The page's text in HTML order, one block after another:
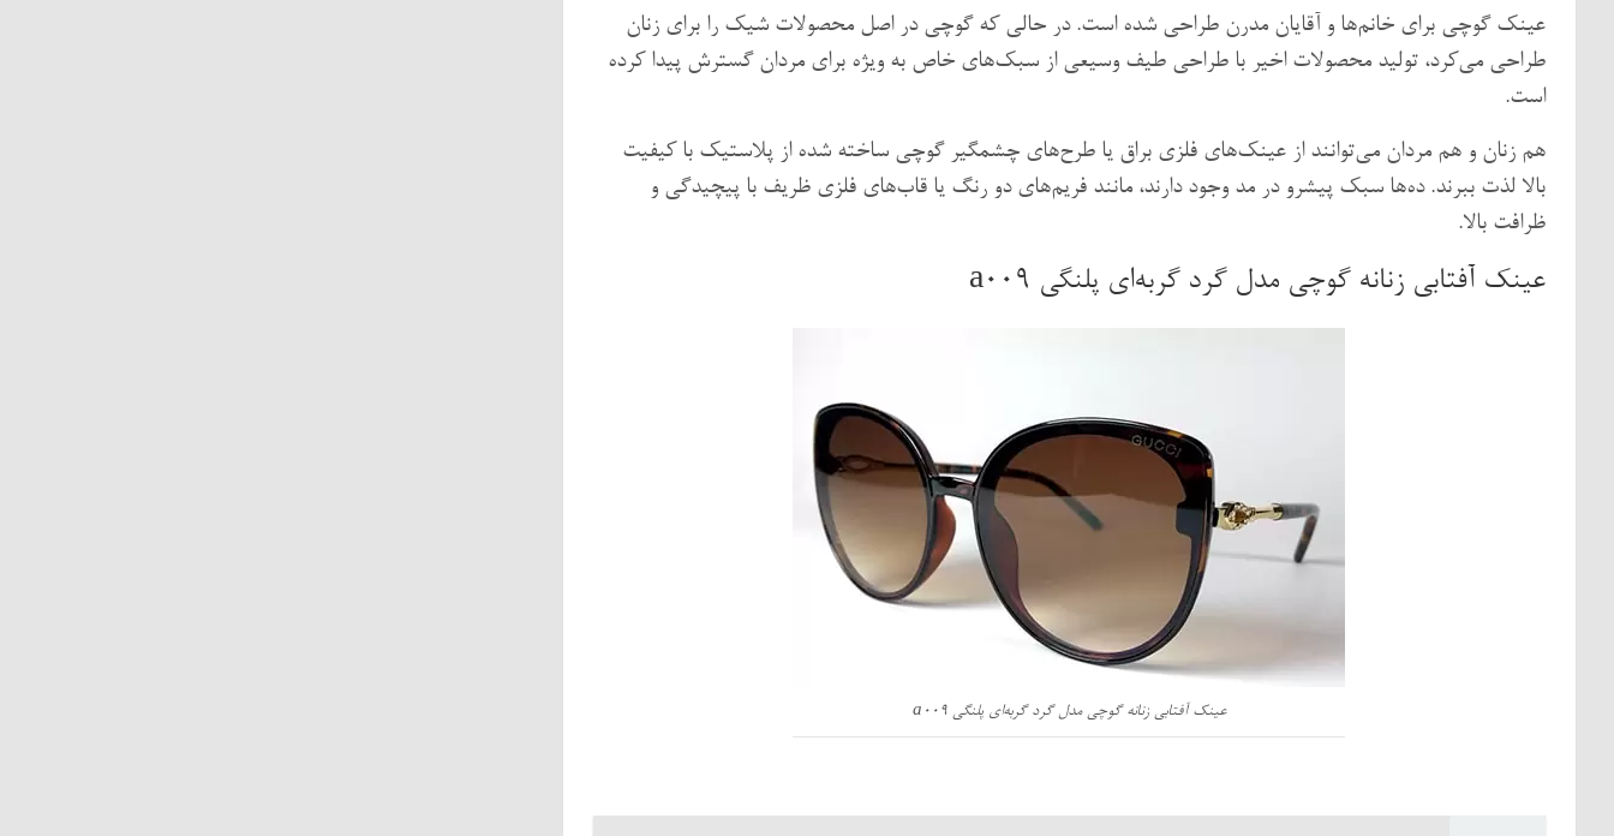
عینک گوچی برای خانم‌ها و آقایان مدرن طراحی شده است. در حالی که گوچی در اصل محصولات شیک را برای زنان
طراحی می‌کرد، تولید محصولات اخیر با طراحی طیف وسیعی از سبک‌های خاص به ویژه برای مردان گسترش پیدا کرده
است.
هم زنان و هم مردان می‌توانند از عینک‌های فلزی براق یا طرح‌های چشمگیر گوچی ساخته شده از پلاستیک با کیفیت
بالا لذت ببرند. ده‌ها سبک پیشرو در مد وجود دارند، مانند فریم‌های دو رنگ یا قاب‌های فلزی ظریف با پیچیدگی و
ظرافت بالا.
عینک آفتابی زنانه گوچی مدل گرد گربه‌ای پلنگی a009
عینک آفتابی زنانه گوچی مدل گرد گربه‌ای پلنگی a009